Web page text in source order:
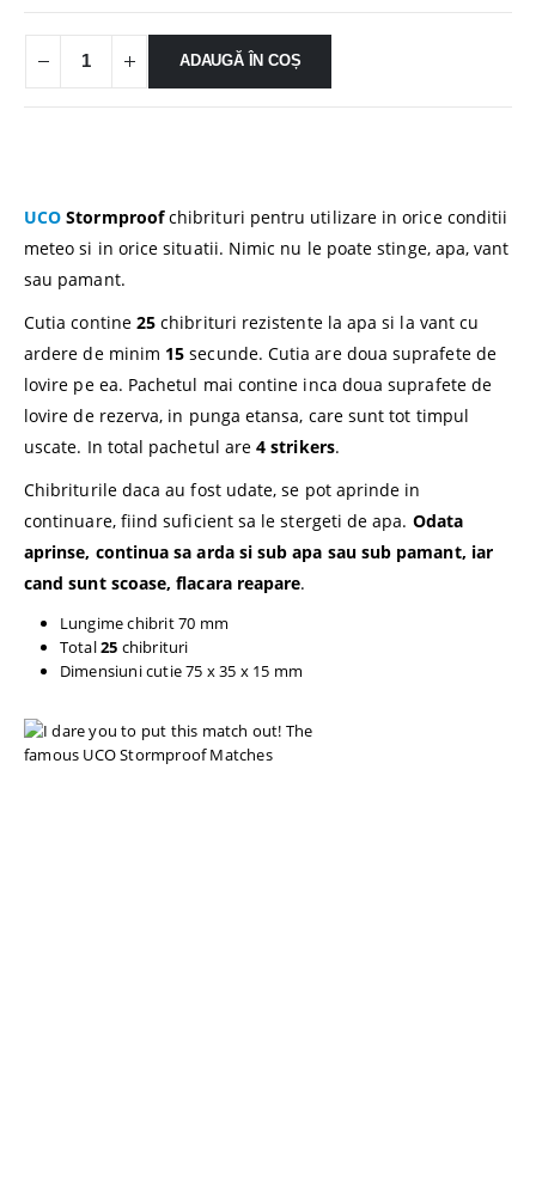
ADAUGĂ ÎN COȘ
UCO Stormproofchibrituri pentru utilizare in orice conditii
meteo si in orice situatii. Nimic nu le poate stinge, apa, vant
sau pamant.
Cutia contine 25chibrituri rezistente la apa si la vant cu
ardere de minim 15 secunde. Cutia are doua suprafete de
lovire pe ea. Pachetul mai contine inca doua suprafete de
lovire de rezerva, in punga etansa, care sunt tot timpul
uscate. In total pachetul are4 strikers.
Chibriturile daca au fost udate, se pot aprinde in
continuare, fiind suficient sa le stergeti de apa. Odata
aprinse, continua sa arda si sub apa sau sub pamant, iar
cand sunt scoase, flacara reapare.
Lungime chibrit 70 mm
Total25 chibrituri
Dimensiuni cutie 75 x 35 x 15 mm